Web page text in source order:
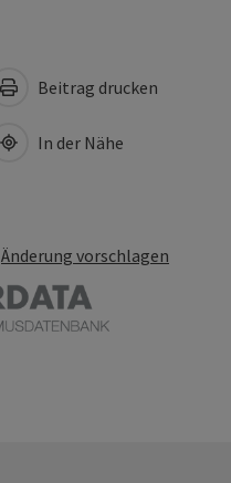
Beitrag drucken
In der Nähe
Änderung vorschlagen